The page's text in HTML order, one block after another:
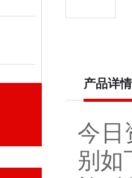
产品详情
今日
别如